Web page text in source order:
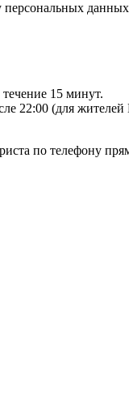
персональных данных
15 минут.
22:00 (для
по телефону